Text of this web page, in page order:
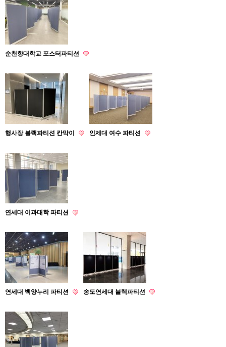
순천향대학교 포스터파티션
행사장 블랙파티션 칸막이 인제대 여수 파티션
연세대 이과대학 파티션
연세대 백양누리 파티션 송도연세대 블랙파티션